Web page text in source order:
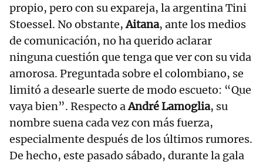
propio, pero con su expareja, la argentina Tini
Stoessel. No obstante,Aitana, ante los medios
de comunicación, no ha querido aclarar
ninguna cuestión que tenga que ver con su vida
amorosa. Preguntada sobre el colombiano, se
limitó a desearle suerte de modo escueto: “Que
vaya bien”. Respecto aAndré Lamoglia, su
nombre suena cada vez con más fuerza,
especialmente después de los últimos rumores.
De hecho, este pasado sábado, durante la gala